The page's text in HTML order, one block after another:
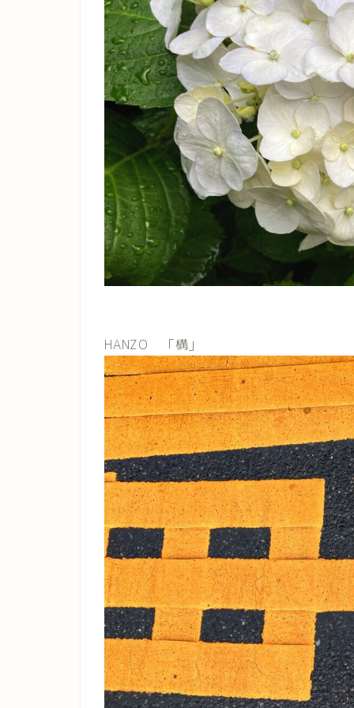
HANZO 「構」